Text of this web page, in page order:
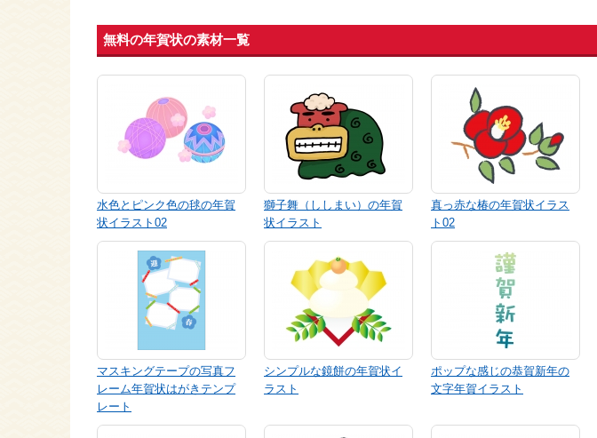
無料の年賀状の素材一覧
水色とピンク色の毬の年賀
状イラスト02
獅子舞（ししまい）の年賀
状イラスト
真っ赤な椿の年賀状イラス
ト02
マスキングテープの写真フ
レーム年賀状はがきテンプ
レート
シンプルな鏡餅の年賀状イ
ラスト
ポップな感じの恭賀新年の
文字年賀イラスト